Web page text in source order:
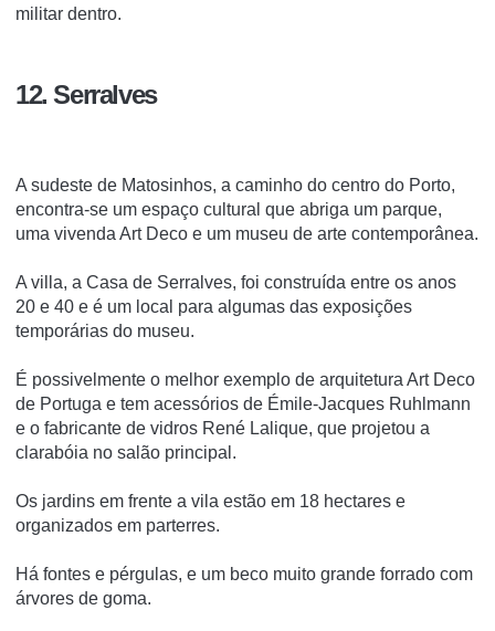
militar dentro.
12. Serralves
A sudeste de Matosinhos, a caminho do centro do Porto,
encontra-se um espaço cultural que abriga um parque,
uma vivenda Art Deco e um museu de arte contemporânea.
A villa, a Casa de Serralves, foi construída entre os anos
20 e 40 e é um local para algumas das exposições
temporárias do museu.
É possivelmente o melhor exemplo de arquitetura Art Deco
de Portuga e tem acessórios de Émile-Jacques Ruhlmann
e o fabricante de vidros René Lalique, que projetou a
clarabóia no salão principal.
Os jardins em frente a vila estão em 18 hectares e
organizados em parterres.
Há fontes e pérgulas, e um beco muito grande forrado com
árvores de goma.